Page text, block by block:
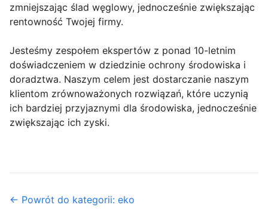
zmniejszając ślad węglowy, jednocześnie zwiększając
rentowność Twojej firmy.
Jesteśmy zespołem ekspertów z ponad 10-letnim
doświadczeniem w dziedzinie ochrony środowiska i
doradztwa. Naszym celem jest dostarczanie naszym
klientom zrównoważonych rozwiązań, które uczynią
ich bardziej przyjaznymi dla środowiska, jednocześnie
zwiększając ich zyski.
← Powrót do kategorii: eko